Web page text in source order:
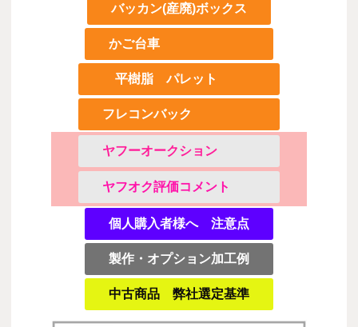
バッカン(産廃)ボックス
かご台車
平樹脂 パレット
フレコンバック
ヤフーオークション
ヤフオク評価コメント
個人購入者様へ 注意点
製作・オプション加工例
中古商品 弊社選定基準